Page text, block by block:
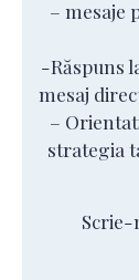
– mesaje
-Răspuns
mesaj
–
strategia
Scrie-